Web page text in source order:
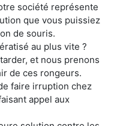
société représente
que vous puissiez
de souris.
au plus vite ?
et nous prenons
de ces rongeurs.
faire irruption chez
appel aux